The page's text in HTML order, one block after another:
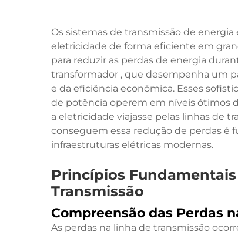
Os sistemas de transmissão de
eletricidade de forma eficiente em
para reduzir as perdas de energia
transformador , que desempenha um
e da eficiência econômica. Esses
de potência operem em níveis ótimos
a eletricidade viajasse pelas linhas de
conseguem essa redução de perdas é
infraestruturas elétricas modernas.
Princípios
Transmissão
Compreensão das Perdas
As perdas na linha de transmissão